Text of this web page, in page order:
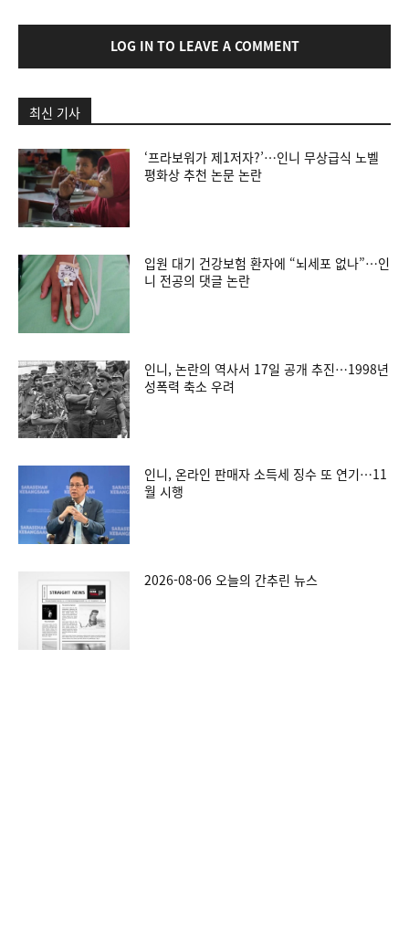
LOG IN TO LEAVE A COMMENT
최신 기사
‘프라보워가 제1저자?’…인니 무상급식 노벨
평화상 추천 논문 논란
입원 대기 건강보험 환자에 “뇌세포 없나”…인
니 전공의 댓글 논란
인니, 논란의 역사서 17일 공개 추진…1998년
성폭력 축소 우려
인니, 온라인 판매자 소득세 징수 또 연기…11
월 시행
2026-08-06 오늘의 간추린 뉴스